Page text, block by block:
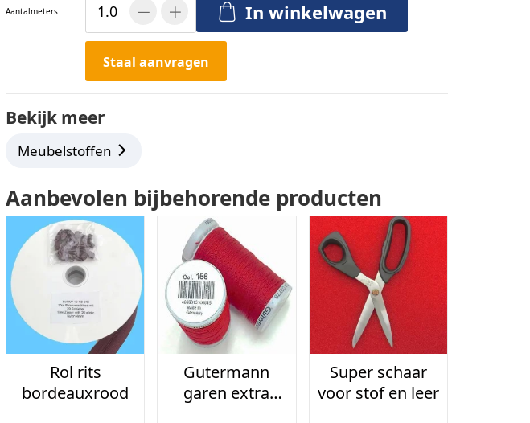
Aantalmeters In winkelwagen
Staal aanvragen
Bekijk meer
Meubelstoffen
Aanbevolen bijbehorende producten
Rol rits
bordeauxrood
Gutermann
garen extra
Super schaar
voor stof en leer